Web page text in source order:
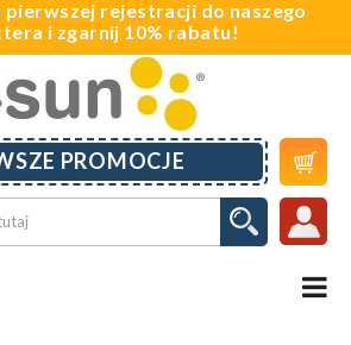
pierwszej rejestracji do naszego
i zgarnij 10% rabatu!
PROMOCJE 